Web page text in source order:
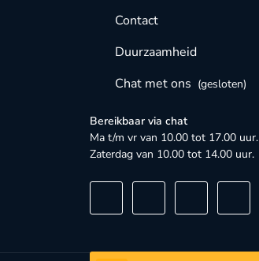
Contact
Duurzaamheid
Chat met ons (gesloten)
Bereikbaar via chat
Ma t/m vr van 10.00 tot 17.00 uur.
Zaterdag van 10.00 tot 14.00 uur.